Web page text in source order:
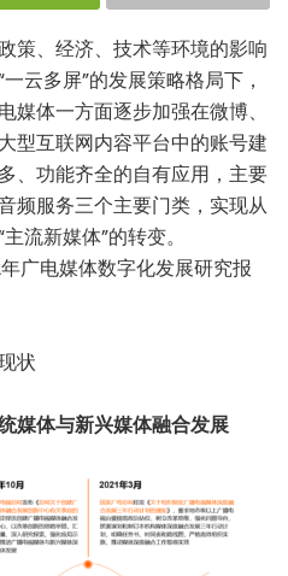
策、经济、技术等环境的影响
云多屏”的发展策略格局下，
媒体一方面逐步加强在微博、
型互联网内容平台中的账号建
、功能齐全的自有应用，主要
频服务三个主要门类，实现从
流新媒体”的转变。
广电媒体数字化发展研究报
状
媒体与新兴媒体融合发展